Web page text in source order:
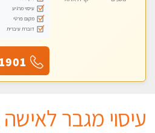
עיסוי מרגיע
מקום פרטי
דוברת עיברית
עיסוי מגבר